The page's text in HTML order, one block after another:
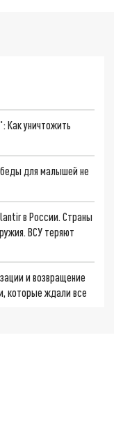
Как уничтожить
для малышей не
в России. Страны
ВСУ теряют
и возвращение
которые ждали все